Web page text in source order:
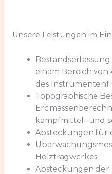
Unsere Leistungen im
einem Bereich von
des
Topographische
kampfmittel- und
Absteckungen für
Holztragwerkes
Absteckungen